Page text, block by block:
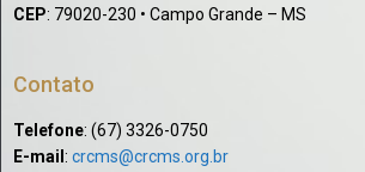
CEP: 79020-230 • Campo Grande – MS
Contato
Telefone: (67) 3326-0750​
E-mail : crcms@crcms.org.br